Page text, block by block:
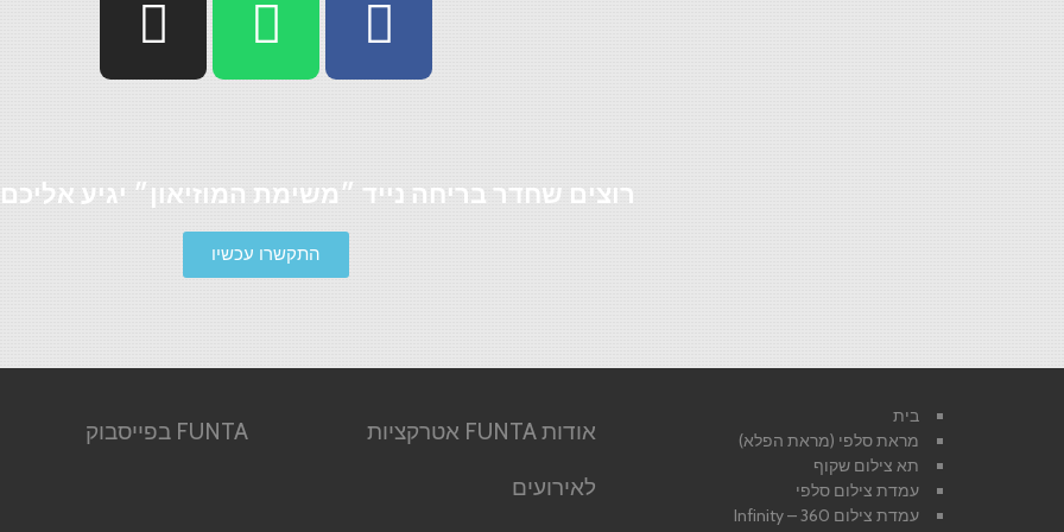
רוצים שחדר בריחה נייד ״משימת המוזיאון״ יגיע
התקשרו עכשיו
בית
מראת סלפי (מראת הפלא)
תא צילום שקוף
עמדת צילום סלפי
עמדת צילום 360 – Infinity
אודות FUNTA אטרקציות
לאירועים
FUNTA בפייסבוק